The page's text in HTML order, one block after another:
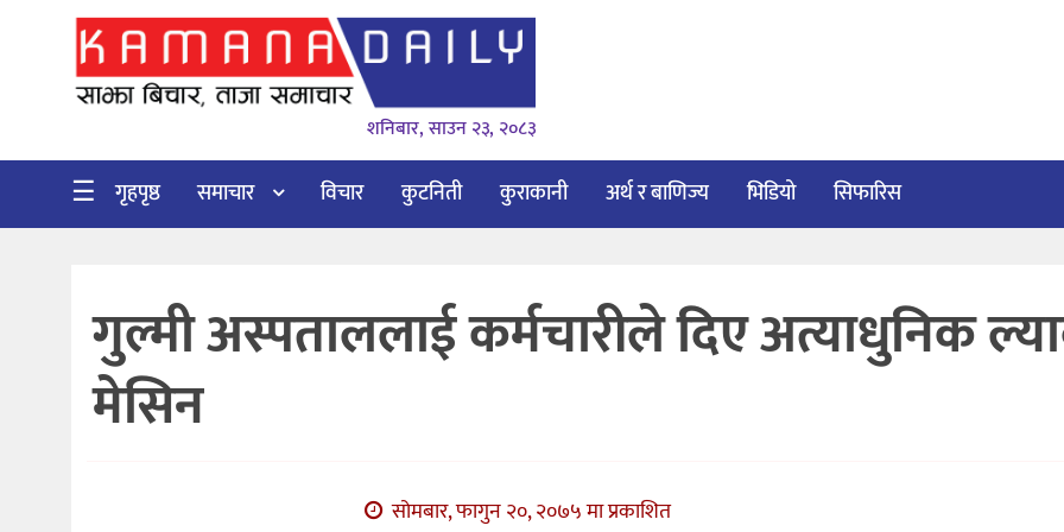
गृहपृष्ठ
विचार
कुटनिती
बाणिज्य
शनिबार, साउन २३, २०८३
☰ गृहपृष्ठ समाचार विचार कुटनिती कुराकानी अर्थ र बाणिज्य भिडियो सिफारिस
गुल्मी अस्पताललाई कर्मचारीले दिए अत्याधुनिक
मेसिन
सोमबार, फागुन २०, २०७५ मा प्रकाशित